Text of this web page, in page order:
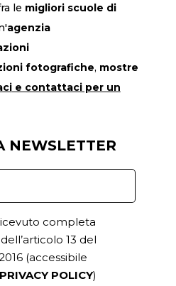
le migliori scuole di
agenzia
fotografiche, mostre
e contattaci per un
NEWSLETTER
completa
13 del
(accessibile
PRIVACY POLICY)